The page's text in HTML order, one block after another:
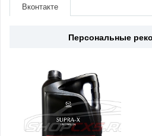
Двигатель 2.0/2.5(бензин)
Япония
Вконтакте
Персональные